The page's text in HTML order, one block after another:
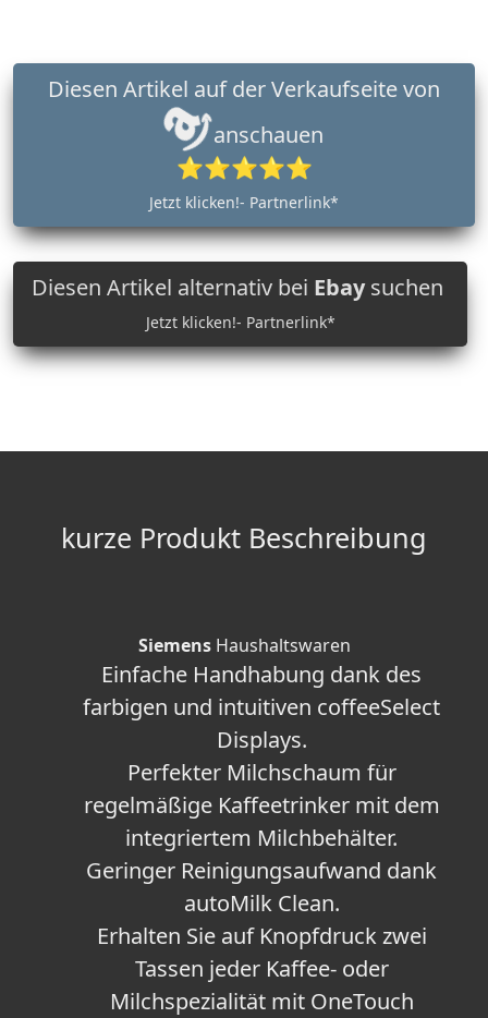
anschauen
⭐⭐⭐⭐⭐
Jetzt klicken!- Partnerlink*
Diesen Artikel alternativ bei Ebaysuchen
Jetzt klicken!- Partnerlink*
kurze Produkt Beschreibung
SiemensHaushaltswaren
Einfache Handhabung dank des
farbigen und intuitiven coffeeSelect
Displays.
Perfekter Milchschaum für
regelmäßige Kaffeetrinker mit dem
integriertem Milchbehälter.
Geringer Reinigungsaufwand dank
autoMilk Clean.
Erhalten Sie auf Knopfdruck zwei
Tassen jeder Kaffee- oder
Milchspezialität mit OneTouch